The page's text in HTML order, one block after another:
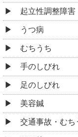
起立性調整障害
うつ病
むちうち
手のしびれ
足のしびれ
美容鍼
交通事故・むち